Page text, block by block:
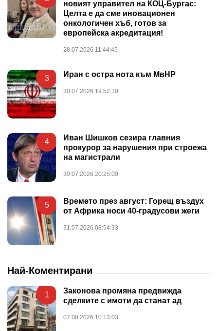
новият управител на КОЦ-Бургас:
Целта е да сме иновационен
онкологичен хъб, готов за
европейска акредитация!
28.07.2026 11:44:45
3 Иран с остра нота към МвНР
30.07.2026 19:52:10
4
Иван Шишков сезира главния
прокурор за нарушения при строежа
на магистрали
30.07.2026 20:25:00
5
Времето през август: Горещ въздух
от Африка носи 40-градусови жеги
31.07.2026 08:54:33
Най-Коментирани
1
Законова промяна предвижда
сделките с имоти да станат ад
07.08.2026 10:13:03